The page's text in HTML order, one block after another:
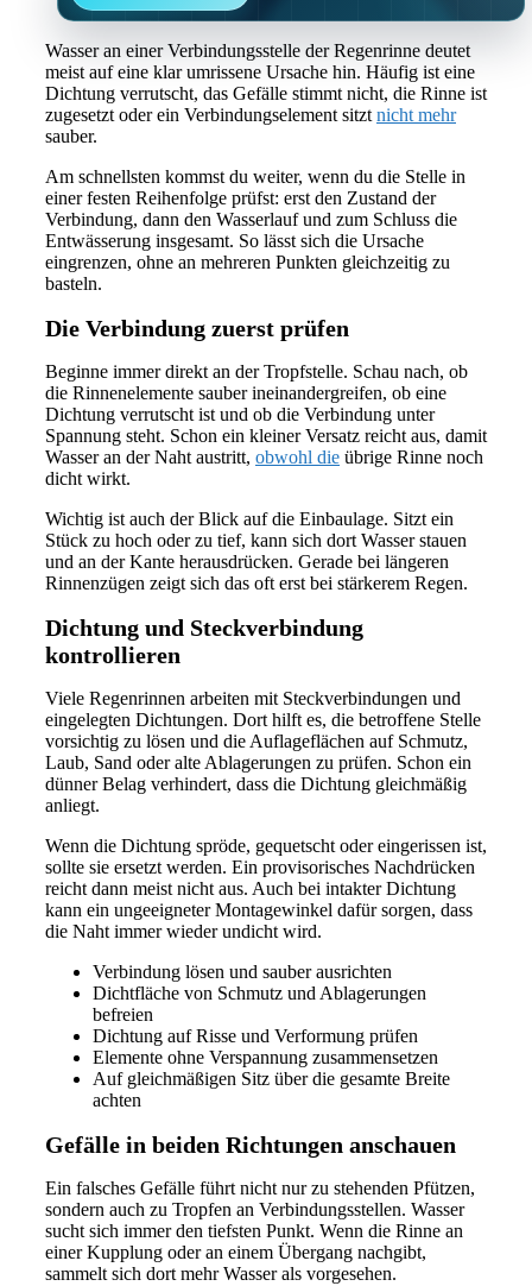
Wasser an einer Verbindungsstelle der Regenrinne deutet
meist auf eine klar umrissene Ursache hin. Häufig ist eine
Dichtung verrutscht, das Gefälle stimmt nicht, die Rinne ist
zugesetzt oder ein Verbindungselement sitzt nicht mehr
sauber.
Am schnellsten kommst du weiter, wenn du die Stelle in
einer festen Reihenfolge prüfst: erst den Zustand der
Verbindung, dann den Wasserlauf und zum Schluss die
Entwässerung insgesamt. So lässt sich die Ursache
eingrenzen, ohne an mehreren Punkten gleichzeitig zu
basteln.
Die Verbindung zuerst prüfen
Beginne immer direkt an der Tropfstelle. Schau nach, ob
die Rinnenelemente sauber ineinandergreifen, ob eine
Dichtung verrutscht ist und ob die Verbindung unter
Spannung steht. Schon ein kleiner Versatz reicht aus, damit
Wasser an der Naht austritt, obwohl die übrige Rinne noch
dicht wirkt.
Wichtig ist auch der Blick auf die Einbaulage. Sitzt ein
Stück zu hoch oder zu tief, kann sich dort Wasser stauen
und an der Kante herausdrücken. Gerade bei längeren
Rinnenzügen zeigt sich das oft erst bei stärkerem Regen.
Dichtung und Steckverbindung
kontrollieren
Viele Regenrinnen arbeiten mit Steckverbindungen und
eingelegten Dichtungen. Dort hilft es, die betroffene Stelle
vorsichtig zu lösen und die Auflageflächen auf Schmutz,
Laub, Sand oder alte Ablagerungen zu prüfen. Schon ein
dünner Belag verhindert, dass die Dichtung gleichmäßig
anliegt.
Wenn die Dichtung spröde, gequetscht oder eingerissen ist,
sollte sie ersetzt werden. Ein provisorisches Nachdrücken
reicht dann meist nicht aus. Auch bei intakter Dichtung
kann ein ungeeigneter Montagewinkel dafür sorgen, dass
die Naht immer wieder undicht wird.
Verbindung lösen und sauber ausrichten
Dichtfläche von Schmutz und Ablagerungen
befreien
Dichtung auf Risse und Verformung prüfen
Elemente ohne Verspannung zusammensetzen
Auf gleichmäßigen Sitz über die gesamte Breite
achten
Gefälle in beiden Richtungen anschauen
Ein falsches Gefälle führt nicht nur zu stehenden Pfützen,
sondern auch zu Tropfen an Verbindungsstellen. Wasser
sucht sich immer den tiefsten Punkt. Wenn die Rinne an
einer Kupplung oder an einem Übergang nachgibt,
sammelt sich dort mehr Wasser als vorgesehen.